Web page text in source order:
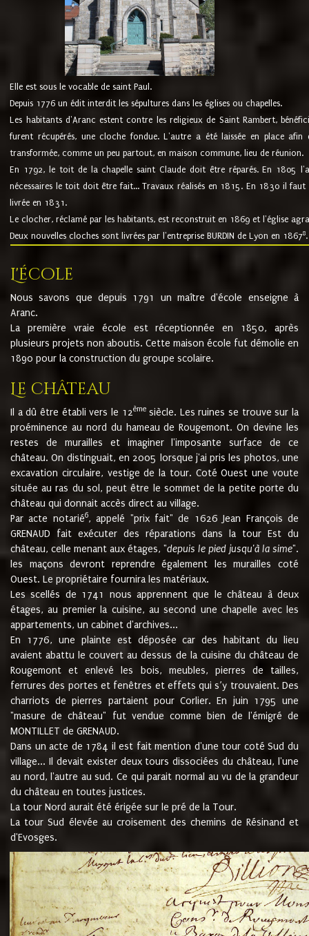
Elle est sous le vocable de saint Paul.
Depuis 1776 un édit interdit les sépultures dans les églises ou chapelles.
Les habitants d'Aranc estent contre les religieux de Saint Rambert,
furent récupérés, une cloche fondue. L'autre a été laissée en place
transformée, comme un peu partout, en maison commune, lieu de réunion.
En 1792, le toit de la chapelle saint Claude doit être réparés. En 1805
nécessaires le toit doit être fait... Travaux réalisés en 1815. En 1830 il
livrée en 1831.
Le clocher, réclamé par les habitants, est reconstruit en 1869 et l'église
Deux nouvelles cloches sont livrées par l'entreprise BURDIN de Lyon en 18678.
L'école
Nous savons que depuis 1791 un maître d'école enseigne à
Aranc.
La première vraie école est réceptionnée en 1850, après
plusieurs projets non aboutis. Cette maison école fut démolie en
1890 pour la construction du groupe scolaire.
Le château
Il a dû être établi vers le 12èmesiècle. Les ruines se trouve sur la
proéminence au nord du hameau de Rougemont. On devine les
restes de murailles et imaginer l'imposante surface de ce
château. On distinguait, en 2005 lorsque j'ai pris les photos, une
excavation circulaire, vestige de la tour. Coté Ouest une voute
située au ras du sol, peut être le sommet de la petite porte du
château qui donnait accès direct au village.
Par acte notarié6, appelé "prix fait" de 1626 Jean François de
GRENAUD fait exécuter des réparations dans la tour Est du
château, celle menant aux étages, "depuis le pied jusqu'à la sime".
les maçons devront reprendre également les murailles coté
Ouest. Le propriétaire fournira les matériaux.
Les scellés de 1741 nous apprennent que le château à deux
étages, au premier la cuisine, au second une chapelle avec les
appartements, un cabinet d'archives...
En 1776, une plainte est déposée car des habitant du lieu
avaient abattu le couvert au dessus de la cuisine du château de
Rougemont et enlevé les bois, meubles, pierres de tailles,
ferrures des portes et fenêtres et effets qui s’y trouvaient. Des
charriots de pierres partaient pour Corlier. En juin 1795 une
"masure de château" fut vendue comme bien de l'émigré de
MONTILLET de GRENAUD.
Dans un acte de 1784 il est fait mention d'une tour coté Sud du
village... Il devait exister deux tours dissociées du château, l'une
au nord, l'autre au sud. Ce qui parait normal au vu de la grandeur
du château en toutes justices.
La tour Nord aurait été érigée sur le pré de la Tour.
La tour Sud élevée au croisement des chemins de Résinand et
d'Evosges.